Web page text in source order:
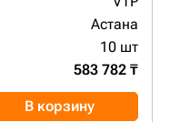
Астана
10 шт
583 782 ₸
В корзину